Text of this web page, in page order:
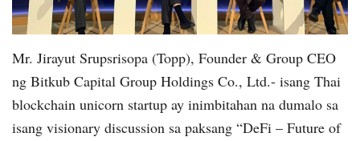
Mr. Jirayut Srupsrisopa (Topp), Founder & Group CEO
ng Bitkub Capital Group Holdings Co., Ltd.- isang Thai
blockchain unicorn startup ay inimbitahan na dumalo sa
isang visionary discussion sa paksang “DeFi – Future of